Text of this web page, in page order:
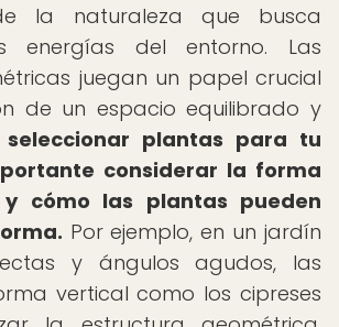
la naturaleza que busca
energías del entorno. Las
juegan un papel crucial
de un espacio equilibrado y
seleccionar plantas para tu
considerar la forma
cómo las plantas pueden
Por ejemplo, en un jardín
y ángulos agudos, las
vertical como los cipreses